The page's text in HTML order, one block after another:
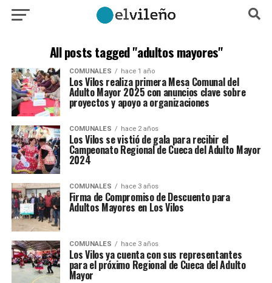
All posts tagged "adultos mayores"
COMUNALES hace 1 año
Los Vilos realiza primera Mesa Comunal del
Adulto Mayor 2025 con anuncios clave sobre
proyectos y apoyo a organizaciones
COMUNALES hace 2 años
Los Vilos se vistió de gala para recibir el
Campeonato Regional de Cueca del Adulto Mayor
2024
COMUNALES hace 3 años
Firma de Compromiso de Descuento para
Adultos Mayores en Los Vilos
COMUNALES hace 3 años
Los Vilos ya cuenta con sus representantes
para el próximo Regional de Cueca del Adulto
Mayor